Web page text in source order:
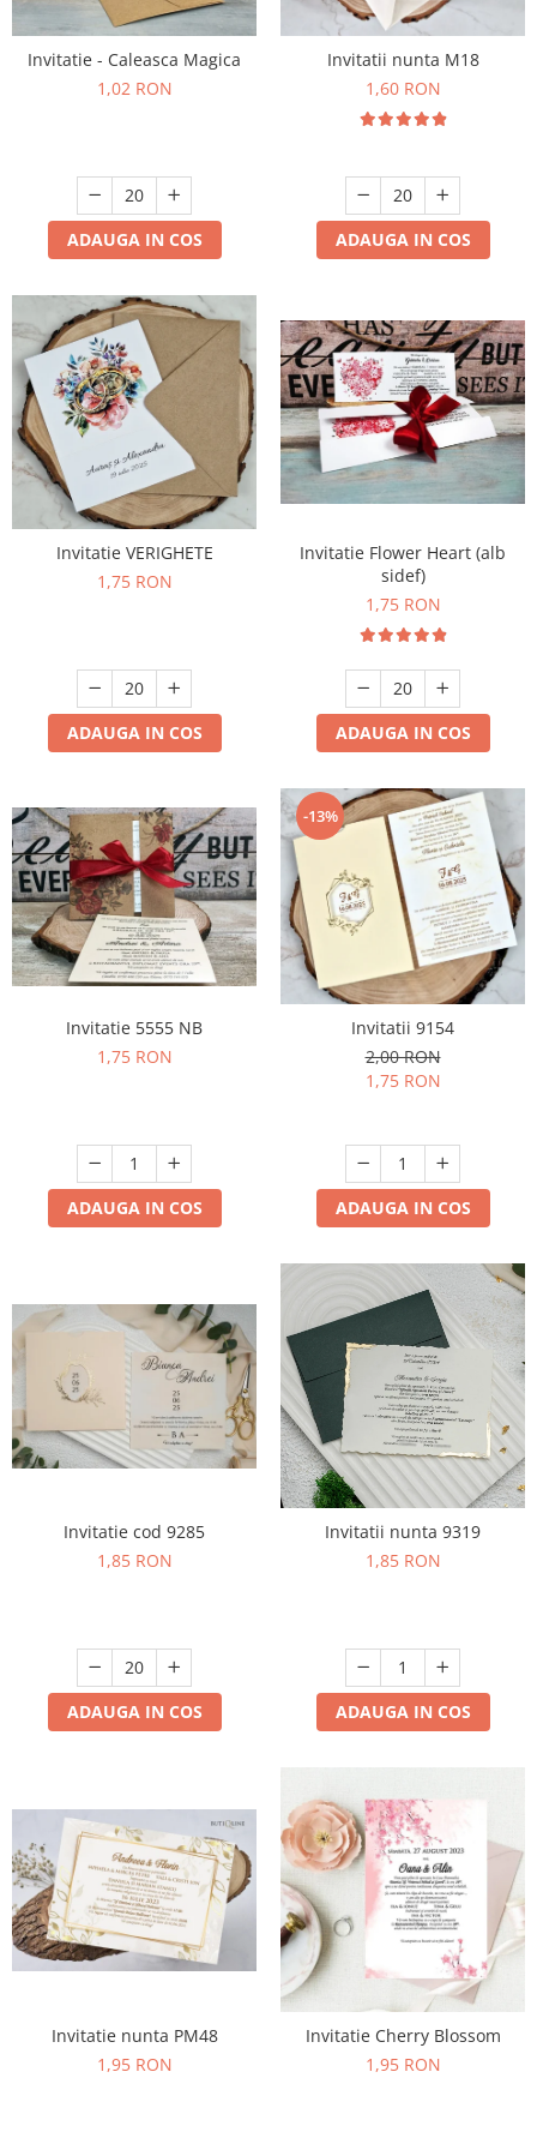
Meniuri & nr de BOTEZ
Plicuri si cartoane pentru INVITATII
TAVA pentru MOT
Invitatii BANCHET
Baloane & decoratiuni BOTEZ
Trusouri & Lumanari Botez
Pahare Miri & Nasi
Cocarde nunta
Inmormatare/pomana
Decoratiuni NUNTA
Invitatie - Caleasca Magica
1,02 RON
ADAUGA IN COS
Invitatii nunta M18
1,60 RON
ADAUGA IN COS
Invitatie VERIGHETE
1,75 RON
ADAUGA IN COS
Invitatie Flower Heart (alb
sidef)
1,75 RON
ADAUGA IN COS
Invitatie 5555 NB
1,75 RON
ADAUGA IN COS
-13%
Invitatii 9154
2,00 RON
1,75 RON
ADAUGA IN COS
Invitatie cod 9285
1,85 RON
ADAUGA IN COS
Invitatii nunta 9319
1,85 RON
ADAUGA IN COS
Invitatie nunta PM48
1,95 RON
Invitatie Cherry Blossom
1,95 RON